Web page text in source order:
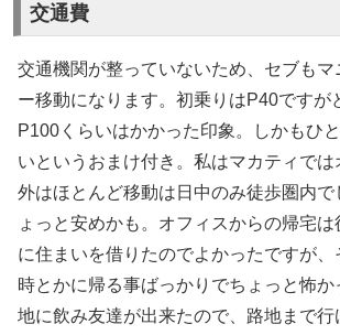
交通費
交通機関が整っていないため、セブもマ
ー移動になります。初乗りはP40ですが
P100くらいはかかった印象。しかもひ
いというおまけ付き。私はマカティでは
外はほとんど移動は日中のみ徒歩圏内
ょっと安めかも。オフィスからの帰宅
に住まいを借りたのでよかったですが
時とかに帰る事ばっかりでちょっと怖
地に飲み友達が出来たので、路地まで行